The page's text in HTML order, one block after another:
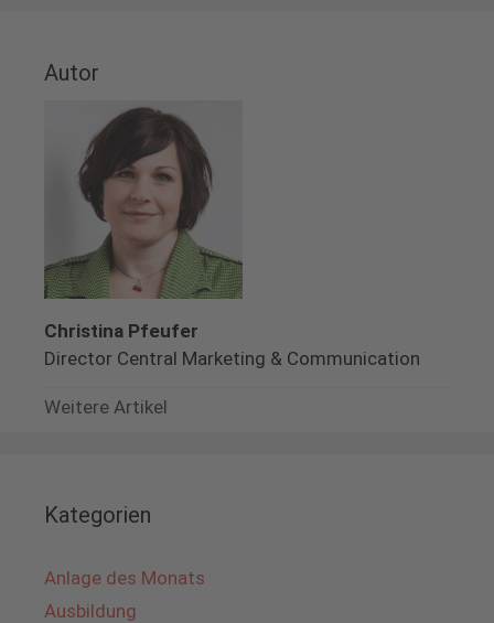
Autor
Christina Pfeufer
Director Central Marketing & Communication
Weitere Artikel
Kategorien
Anlage des Monats
Ausbildung